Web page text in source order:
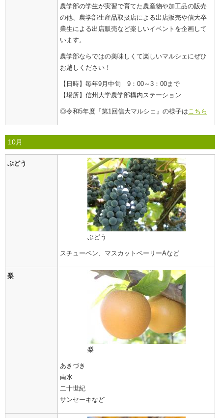
農学部の学生が実習で育てた農産物や加工品の販売
の他、農学部生産品取扱店による出店販売や信大卒
業生による出店販売など楽しいイベントを企画して
います。
農学部ならではの美味しくて楽しいマルシェにぜひ
お越しください！
【日時】毎年9月中旬 9：00～3：00まで
【場所】信州大学農学部構内ステーション
◎令和5年度『第1回信大マルシェ』の様子はこちら
10月
ぶどう
ぶどう
スチューベン、マスカットベーリーAなど
梨
梨
あきづき
南水
二十世紀
サンセーキなど